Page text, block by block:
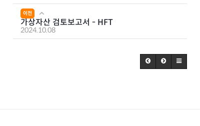
이전
가상자산 검토보고서 - HFT
2024.10.08